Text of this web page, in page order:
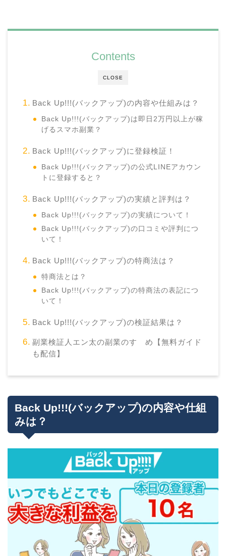
CLOSE
Contents
Back Up!!!(バックアップ)の内容や仕組みは？
Back Up!!!(バックアップ)は即日2万円以上が稼
げるスマホ副業？
Back Up!!!(バックアップ)に登録検証！
Back Up!!!(バックアップ)の公式LINEアカウン
トに登録すると？
Back Up!!!(バックアップ)の実績と評判は？
Back Up!!!(バックアップ)の実績について！
Back Up!!!(バックアップ)の口コミや評判につ
いて！
Back Up!!!(バックアップ)の特商法は？
特商法とは？
Back Up!!!(バックアップ)の特商法の表記につ
いて！
Back Up!!!(バックアップ)の検証結果は？
副業検証人エン太の副業のすゝめ【無料ガイド
も配信】
Back Up!!!(バックアップ)の内容や仕組
みは？